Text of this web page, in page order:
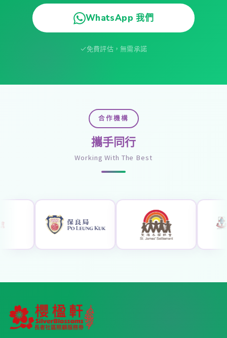
WhatsApp 我們
免費評估，無需承諾
合作機構
攜手同行
Working With The Best